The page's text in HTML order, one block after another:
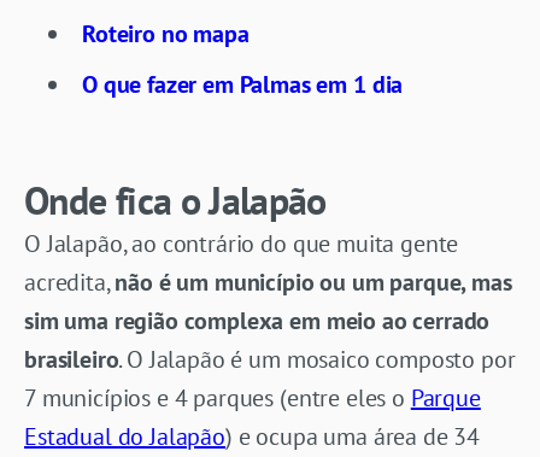
Roteiro no mapa
O que fazer em Palmas em 1 dia
Onde fica o Jalapão
O Jalapão, ao contrário do que muita gente
acredita,não é um município ou um parque, mas
sim uma região complexa em meio ao cerrado
brasileiro. O Jalapão é um mosaico composto por
7 municípios e 4 parques (entre eles o Parque
Estadual do Jalapão) e ocupa uma área de 34